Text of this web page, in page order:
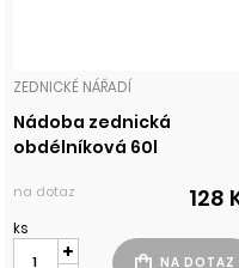
ZEDNICKÉ NÁŘADÍ
Nádoba zednická
obdélníková 60l
na dotaz 128
ks